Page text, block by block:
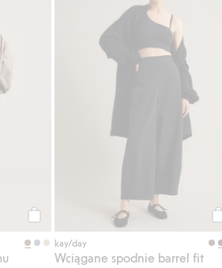
kay/day
Wciągane spodnie barrel fit